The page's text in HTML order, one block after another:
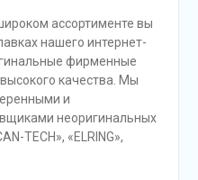
ассортименте вы
нашего интернет-
фирменные
качества. Мы
и
неоригинальных
TECH», «ELRING»,